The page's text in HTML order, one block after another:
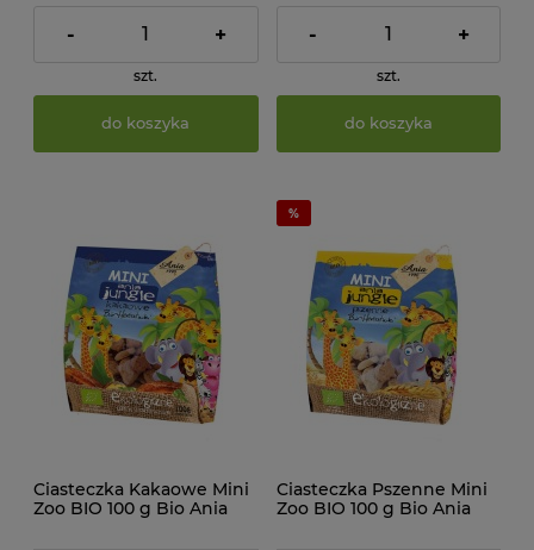
- +
szt.
do koszyka
- +
szt.
do koszyka
Ciasteczka Kakaowe Mini
Zoo BIO 100 g Bio Ania
Ciasteczka Pszenne Mini
Zoo BIO 100 g Bio Ania